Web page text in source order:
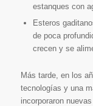
estanques con
Esteros
de poca
crecen y se
Más tarde, en los
tecnologías y una
incorporaron